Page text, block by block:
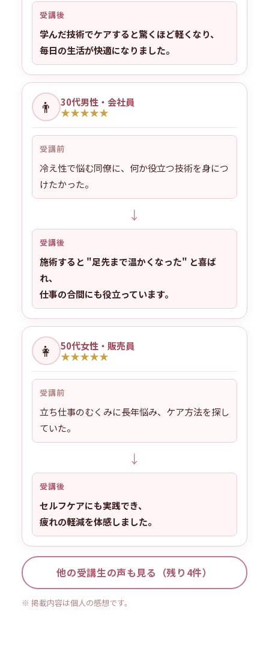
受講後
学んだ技術でケアすると驚くほど軽くなり、
毎日の生活が快適になりました。
👨 30代男性・会社員
★★★★★
受講前
冷え性で悩む同僚に、何か役立つ技術を身につ
けたかった。
↓
受講後
施術すると "足先まで温かくなった" と喜ば
れ、
仕事の合間にも役立っています。
👩 50代女性・販売員
★★★★★
受講前
立ち仕事のむくみに長年悩み、ケア方法を探し
ていた。
↓
受講後
セルフケアにも実践でき、
疲れの軽減を体感しました。
他の受講生の声も見る（残り4件）
※ 掲載内容は個人の感想です。